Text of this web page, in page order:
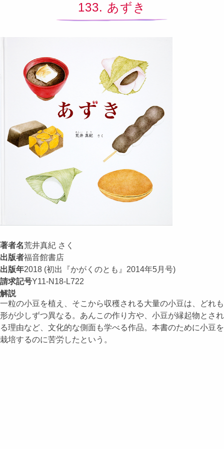
133. あずき
著者名荒井真紀 さく
出版者福音館書店
出版年2018 (初出『かがくのとも』2014年5月号)
請求記号Y11-N18-L722
解説
一粒の小豆を植え、そこから収穫される大量の小豆は、どれも
形が少しずつ異なる。あんこの作り方や、小豆が縁起物とされ
る理由など、文化的な側面も学べる作品。本書のために小豆を
栽培するのに苦労したという。